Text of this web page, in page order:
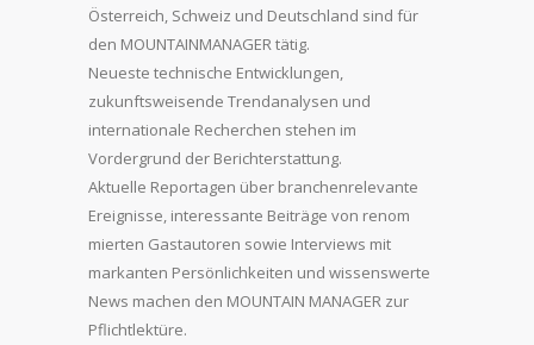
Österreich, Schweiz und Deutschland sind für
den MOUNTAINMANAGER tätig.
Neueste technische Entwicklungen,
zukunftsweisende Trendanalysen und
internationale Recherchen stehen im
Vordergrund der Berichterstattung.
Aktuelle Reportagen über branchenrelevante
Ereignisse, interessante Beiträge von renom
mierten Gastautoren sowie Interviews mit
markanten Persönlichkeiten und wissenswerte
News machen den MOUNTAIN MANAGER zur
Pflichtlektüre.